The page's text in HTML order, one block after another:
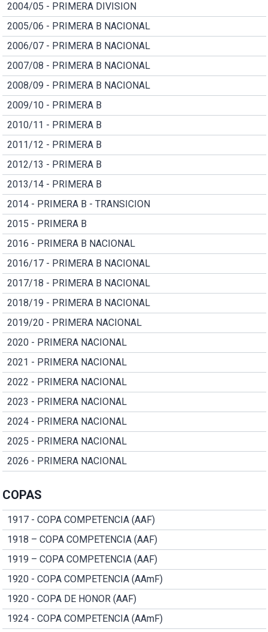
2004/05 - PRIMERA DIVISION
2005/06 - PRIMERA B NACIONAL
2006/07 - PRIMERA B NACIONAL
2007/08 - PRIMERA B NACIONAL
2008/09 - PRIMERA B NACIONAL
2009/10 - PRIMERA B
2010/11 - PRIMERA B
2011/12 - PRIMERA B
2012/13 - PRIMERA B
2013/14 - PRIMERA B
2014 - PRIMERA B - TRANSICION
2015 - PRIMERA B
2016 - PRIMERA B NACIONAL
2016/17 - PRIMERA B NACIONAL
2017/18 - PRIMERA B NACIONAL
2018/19 - PRIMERA B NACIONAL
2019/20 - PRIMERA NACIONAL
2020 - PRIMERA NACIONAL
2021 - PRIMERA NACIONAL
2022 - PRIMERA NACIONAL
2023 - PRIMERA NACIONAL
2024 - PRIMERA NACIONAL
2025 - PRIMERA NACIONAL
2026 - PRIMERA NACIONAL
COPAS
1917 - COPA COMPETENCIA (AAF)
1918 – COPA COMPETENCIA (AAF)
1919 – COPA COMPETENCIA (AAF)
1920 - COPA COMPETENCIA (AAmF)
1920 - COPA DE HONOR (AAF)
1924 - COPA COMPETENCIA (AAmF)